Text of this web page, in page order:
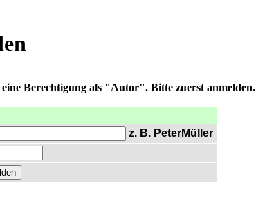
Berechtigung als "Autor". Bitte zuerst anmelden.
z. B. PeterMüller